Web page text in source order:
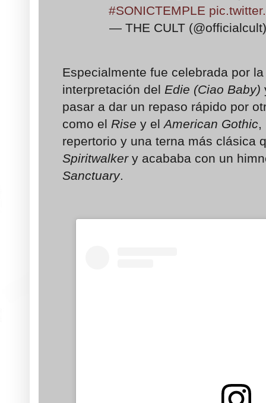
#SONICTEMPLE
— THE CULT
Especialmente fue celebrada por
interpretación del Edie (Ciao Baby)
pasar a dar un repaso rápido por
como el Rise y elAmerican Gothic,
repertorio y una terna más clásica
Spiritwalkery acababa con un
Sanctuary.